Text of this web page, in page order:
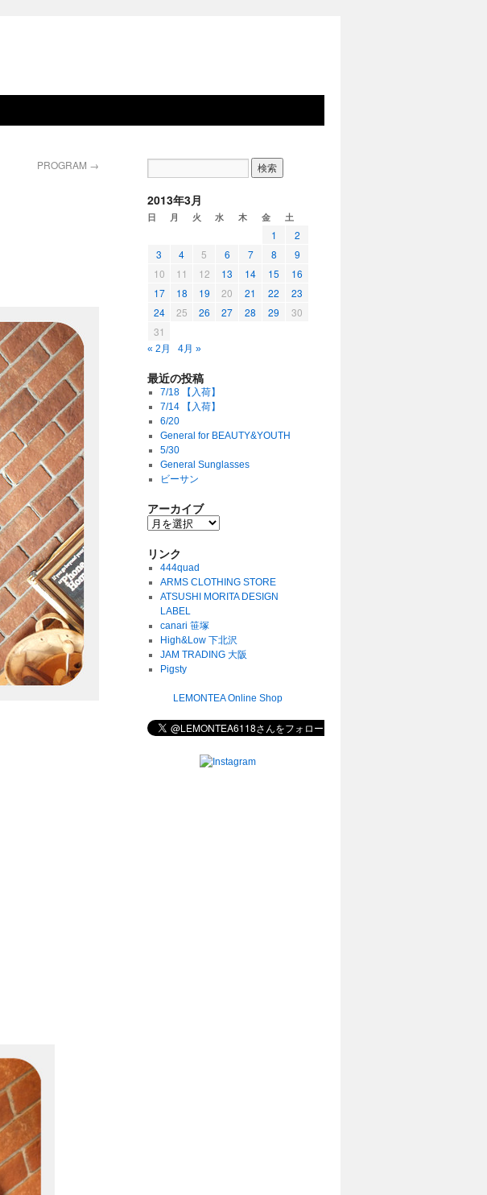
PROGRAM →
2013年3月
日 月 火 水 木 金 土
1
2
3
4 5 6 7 8
9
10
11 12 13 14 15
16
17
18 19 20 21 22
23
24
25 26 27 28 29
30
31
« 2月 4月 »
最近の投稿
7/18 【入荷】
7/14 【入荷】
6/20
General for BEAUTY&YOUTH
5/30
General Sunglasses
ビーサン
アーカイブ
リンク
444quad
ARMS CLOTHING STORE
ATSUSHI MORITA DESIGN
LABEL
canari 笹塚
High&Low 下北沢
JAM TRADING 大阪
Pigsty
LEMONTEA Online Shop